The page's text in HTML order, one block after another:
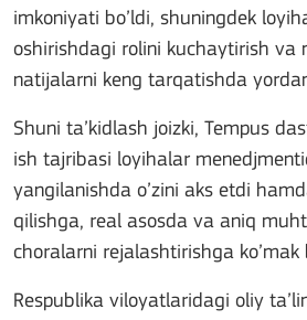
imkoniyati bo’ldi, shuningdek
oshirishdagi rolini kuchaytirish va
natijalarni keng tarqatishda
Shuni ta’kidlash joizki, Tempus
ish tajribasi loyihalar
yangilanishda o’zini aks etdi
qilishga, real asosda va aniq
choralarni rejalashtirishga ko’mak
Respublika viloyatlaridagi oliy